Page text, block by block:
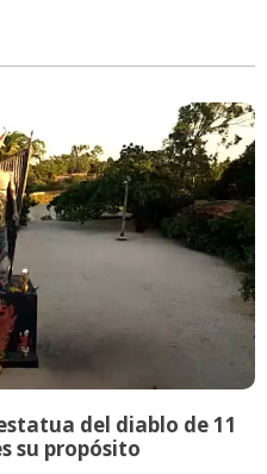
del diablo de 11
su propósito